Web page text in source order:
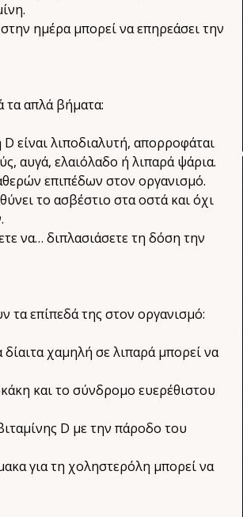
ημέρα μπορεί να επηρεάσει την
τα απλά βήματα:
είναι λιποδιαλυτή, απορροφάται
αυγά, ελαιόλαδο ή λιπαρά ψάρια.
επιπέδων στον οργανισμό.
το ασβέστιο στα οστά και όχι
να… διπλασιάσετε τη δόση την
τα επίπεδά της στον οργανισμό:
χαμηλή σε λιπαρά μπορεί να
και το σύνδρομο ευερέθιστου
D με την πάροδο του
για τη χοληστερόλη μπορεί να